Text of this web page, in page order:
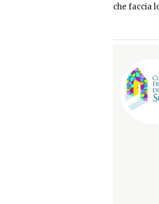
che faccia